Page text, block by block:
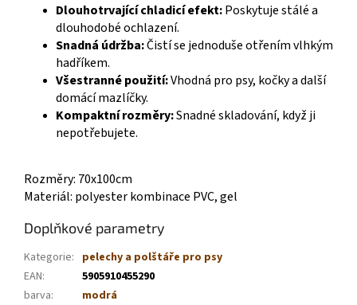
Dlouhotrvající chladicí efekt:Poskytuje stálé a
dlouhodobé ochlazení.
Snadná údržba:Čistí se jednoduše otřením vlhkým
hadříkem.
Všestranné použití:Vhodná pro psy, kočky a další
domácí mazlíčky.
Kompaktní rozměry:Snadné skladování, když ji
nepotřebujete.
Rozměry: 70x100cm
Materiál: polyester kombinace PVC, gel
Doplňkové parametry
Kategorie: pelechy a polštáře pro psy
EAN:
5905910455290
barva:
modrá